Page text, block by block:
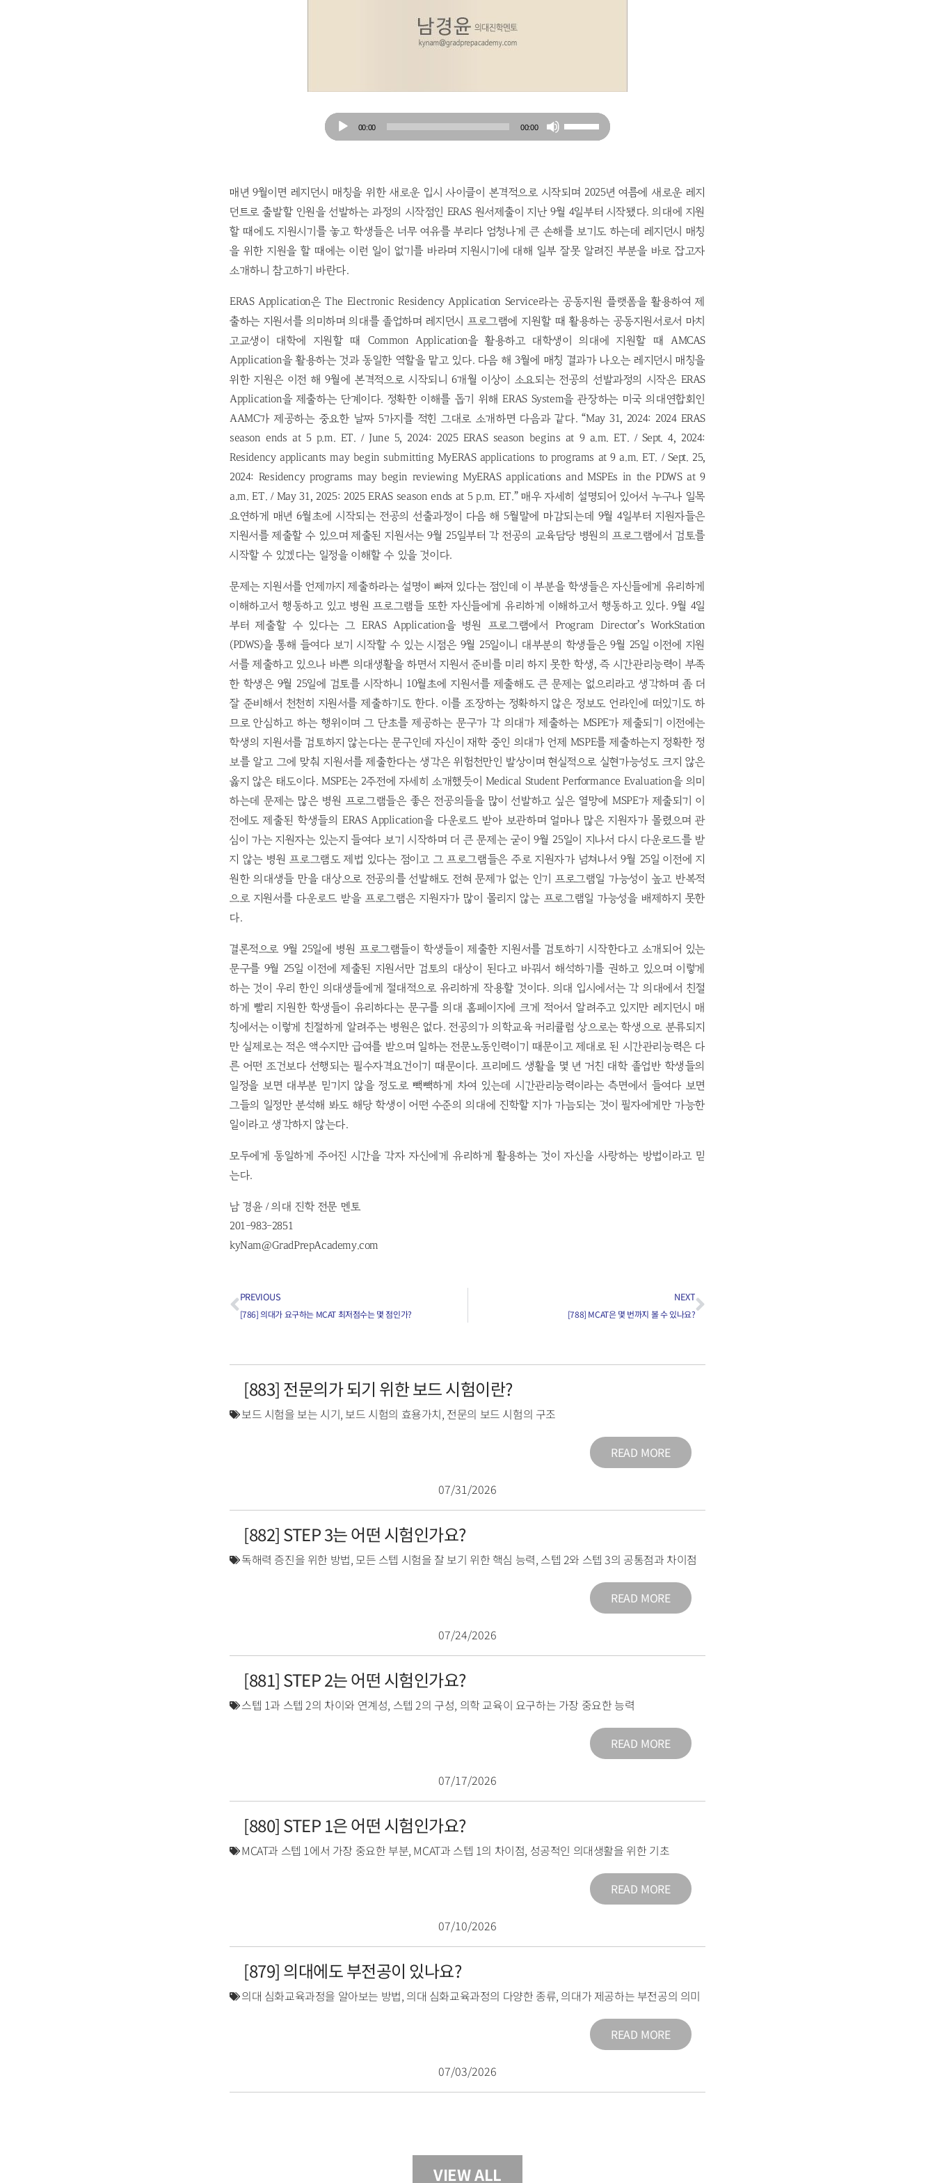
Audio
Player
00:00 00:00
Up/Down
to
increase
or
decrease
volume.
매년 9월이면 레지던시 매칭을 위한 새로운 입시 사이클이 본격적으로 시작되며 2025년 여름에 새로운 레지
던트로 출발할 인원을 선발하는 과정의 시작점인 ERAS 원서제출이 지난 9월 4일부터 시작됐다. 의대에 지원
할 때에도 지원시기를 놓고 학생들은 너무 여유를 부리다 엄청나게 큰 손해를 보기도 하는데 레지던시 매칭
을 위한 지원을 할 때에는 이런 일이 없기를 바라며 지원시기에 대해 일부 잘못 알려진 부분을 바로 잡고자
소개하니 참고하기 바란다.
ERAS Application은 The Electronic Residency Application Service라는 공동지원 플랫폼을 활용하여 제
출하는 지원서를 의미하며 의대를 졸업하며 레지던시 프로그램에 지원할 때 활용하는 공동지원서로서 마치
고교생이 대학에 지원할 때 Common Application을 활용하고 대학생이 의대에 지원할 때 AMCAS
Application을 활용하는 것과 동일한 역할을 맡고 있다. 다음 해 3월에 매칭 결과가 나오는 레지던시 매칭을
위한 지원은 이전 해 9월에 본격적으로 시작되니 6개월 이상이 소요되는 전공의 선발과정의 시작은 ERAS
Application을 제출하는 단계이다. 정확한 이해를 돕기 위해 ERAS System을 관장하는 미국 의대연합회인
AAMC가 제공하는 중요한 날짜 5가지를 적힌 그대로 소개하면 다음과 같다. “May 31, 2024: 2024 ERAS
season ends at 5 p.m. ET. / June 5, 2024: 2025 ERAS season begins at 9 a.m. ET. / Sept. 4, 2024:
Residency applicants may begin submitting MyERAS applications to programs at 9 a.m. ET. / Sept. 25,
2024: Residency programs may begin reviewing MyERAS applications and MSPEs in the PDWS at 9
a.m. ET. / May 31, 2025: 2025 ERAS season ends at 5 p.m. ET.” 매우 자세히 설명되어 있어서 누구나 일목
요연하게 매년 6월초에 시작되는 전공의 선출과정이 다음 해 5월말에 마감되는데 9월 4일부터 지원자들은
지원서를 제출할 수 있으며 제출된 지원서는 9월 25일부터 각 전공의 교육담당 병원의 프로그램에서 검토를
시작할 수 있겠다는 일정을 이해할 수 있을 것이다.
문제는 지원서를 언제까지 제출하라는 설명이 빠져 있다는 점인데 이 부분을 학생들은 자신들에게 유리하게
이해하고서 행동하고 있고 병원 프로그램들 또한 자신들에게 유리하게 이해하고서 행동하고 있다. 9월 4일
부터 제출할 수 있다는 그 ERAS Application을 병원 프로그램에서 Program Director’s WorkStation
(PDWS)을 통해 들여다 보기 시작할 수 있는 시점은 9월 25일이니 대부분의 학생들은 9월 25일 이전에 지원
서를 제출하고 있으나 바쁜 의대생활을 하면서 지원서 준비를 미리 하지 못한 학생, 즉 시간관리능력이 부족
한 학생은 9월 25일에 검토를 시작하니 10월초에 지원서를 제출해도 큰 문제는 없으리라고 생각하며 좀 더
잘 준비해서 천천히 지원서를 제출하기도 한다. 이를 조장하는 정확하지 않은 정보도 언라인에 떠있기도 하
므로 안심하고 하는 행위이며 그 단초를 제공하는 문구가 각 의대가 제출하는 MSPE가 제출되기 이전에는
학생의 지원서를 검토하지 않는다는 문구인데 자신이 재학 중인 의대가 언제 MSPE를 제출하는지 정확한 정
보를 알고 그에 맞춰 지원서를 제출한다는 생각은 위험천만인 발상이며 현실적으로 실현가능성도 크지 않은
옳지 않은 태도이다. MSPE는 2주전에 자세히 소개했듯이 Medical Student Performance Evaluation을 의미
하는데 문제는 많은 병원 프로그램들은 좋은 전공의들을 많이 선발하고 싶은 열망에 MSPE가 제출되기 이
전에도 제출된 학생들의 ERAS Application을 다운로드 받아 보관하며 얼마나 많은 지원자가 몰렸으며 관
심이 가는 지원자는 있는지 들여다 보기 시작하며 더 큰 문제는 굳이 9월 25일이 지나서 다시 다운로드를 받
지 않는 병원 프로그램도 제법 있다는 점이고 그 프로그램들은 주로 지원자가 넘쳐나서 9월 25일 이전에 지
원한 의대생들 만을 대상으로 전공의를 선발해도 전혀 문제가 없는 인기 프로그램일 가능성이 높고 반복적
으로 지원서를 다운로드 받을 프로그램은 지원자가 많이 몰리지 않는 프로그램일 가능성을 배제하지 못한
다.
결론적으로 9월 25일에 병원 프로그램들이 학생들이 제출한 지원서를 검토하기 시작한다고 소개되어 있는
문구를 9월 25일 이전에 제출된 지원서만 검토의 대상이 된다고 바꿔서 해석하기를 권하고 있으며 이렇게
하는 것이 우리 한인 의대생들에게 절대적으로 유리하게 작용할 것이다. 의대 입시에서는 각 의대에서 친절
하게 빨리 지원한 학생들이 유리하다는 문구를 의대 홈페이지에 크게 적어서 알려주고 있지만 레지던시 매
칭에서는 이렇게 친절하게 알려주는 병원은 없다. 전공의가 의학교육 커리큘럼 상으로는 학생으로 분류되지
만 실제로는 적은 액수지만 급여를 받으며 일하는 전문노동인력이기 때문이고 제대로 된 시간관리능력은 다
른 어떤 조건보다 선행되는 필수자격요건이기 때문이다. 프리메드 생활을 몇 년 거친 대학 졸업반 학생들의
일정을 보면 대부분 믿기지 않을 정도로 빽빽하게 차여 있는데 시간관리능력이라는 측면에서 들여다 보면
그들의 일정만 분석해 봐도 해당 학생이 어떤 수준의 의대에 진학할 지가 가늠되는 것이 필자에게만 가능한
일이라고 생각하지 않는다.
모두에게 동일하게 주어진 시간을 각자 자신에게 유리하게 활용하는 것이 자신을 사랑하는 방법이라고 믿
는다.
남 경윤 / 의대 진학 전문 멘토
201-983-2851
kyNam@GradPrepAcademy.com
PREVIOUS
[786] 의대가 요구하는 MCAT 최저점수는 몇 점인가?
NEXT
[788] MCAT은 몇 번까지 볼 수 있나요?
[883] 전문의가 되기 위한 보드 시험이란?
보드 시험을 보는 시기, 보드 시험의 효용가치, 전문의 보드 시험의 구조
READ MORE
07/31/2026
[882] STEP 3는 어떤 시험인가요?
독해력 증진을 위한 방법, 모든 스텝 시험을 잘 보기 위한 핵심 능력, 스텝 2와 스텝 3의 공통점과 차이점
READ MORE
07/24/2026
[881] STEP 2는 어떤 시험인가요?
스텝 1과 스텝 2의 차이와 연계성, 스텝 2의 구성, 의학 교육이 요구하는 가장 중요한 능력
READ MORE
07/17/2026
[880] STEP 1은 어떤 시험인가요?
MCAT과 스텝 1에서 가장 중요한 부분, MCAT과 스텝 1의 차이점, 성공적인 의대생활을 위한 기초
READ MORE
07/10/2026
[879] 의대에도 부전공이 있나요?
의대 심화교육과정을 알아보는 방법, 의대 심화교육과정의 다양한 종류, 의대가 제공하는 부전공의 의미
READ MORE
07/03/2026
VIEW ALL